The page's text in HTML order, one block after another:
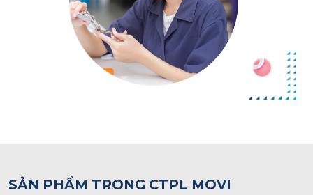
SẢN PHẨM TRONG CTPL MOVI